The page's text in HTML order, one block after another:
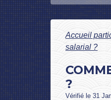
Accueil
salarial ?
?
Vérifié le 31